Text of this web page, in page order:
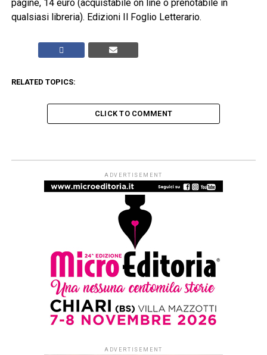
pagine, 14 euro (acquistabile on line o prenotabile in
qualsiasi libreria). Edizioni Il Foglio Letterario.
RELATED TOPICS:
CLICK TO COMMENT
LO ZIBALDONE - RECENSIONI
Artificiale, il ritratto intimo di una
paternità ritrovata
Published 6 giorni ago on 3 Agosto 2026
Redazione Leggere:tutti
di Elena D’Alessandri
Per generazioni di italiani